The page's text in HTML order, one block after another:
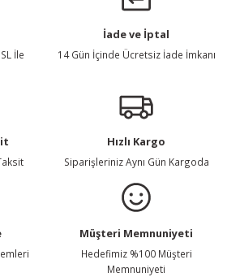
İle
İade ve İptal
14 Gün İçinde Ücretsiz İade İmkanı
Hızlı Kargo
Siparişleriniz Aynı Gün Kargoda
Müşteri Memnuniyeti
Hedefimiz %100 Müşteri
Memnuniyeti